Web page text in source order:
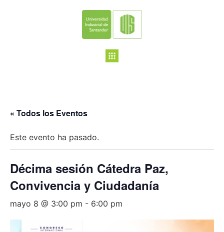
« Todos los Eventos
Este evento ha pasado.
Décima sesión Cátedra Paz,
Convivencia y Ciudadanía
mayo 8 @ 3:00 pm - 6:00 pm